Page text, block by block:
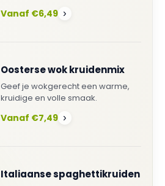
Vanaf €6,49 ›
Oosterse wok kruidenmix
Geef je wokgerecht een warme,
kruidige en volle smaak.
Vanaf €7,49 ›
Italiaanse spaghettikruiden